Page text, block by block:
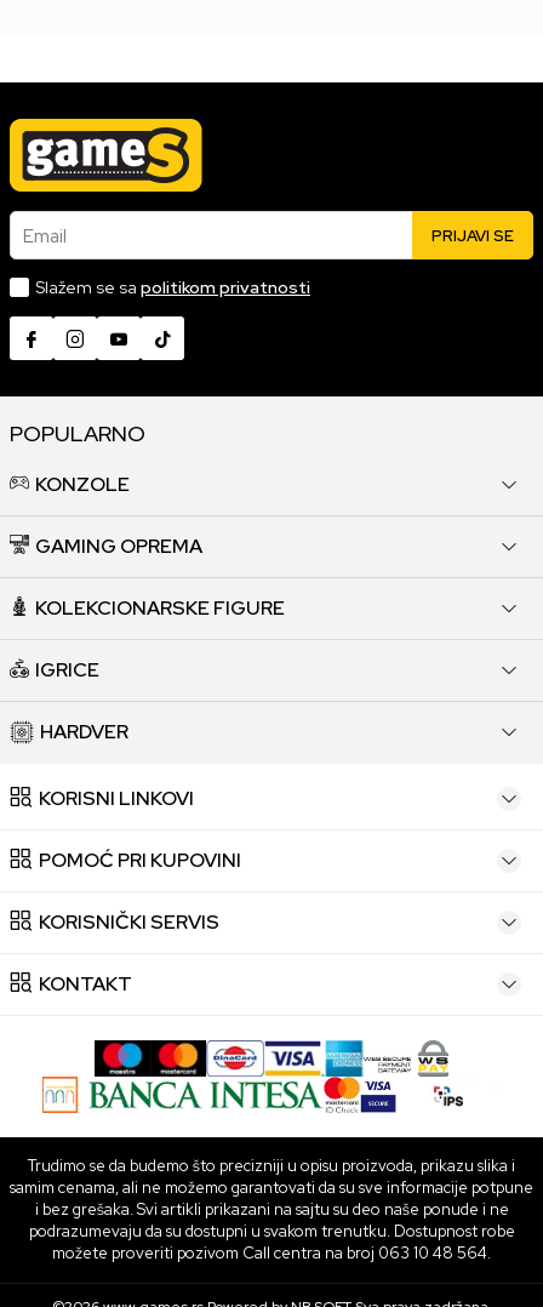
Email PRIJAVI SE
Slažem se sa politikom privatnosti
POPULARNO
KONZOLE
GAMING OPREMA
KOLEKCIONARSKE FIGURE
IGRICE
HARDVER
KORISNI LINKOVI
POMOĆ PRI KUPOVINI
KORISNIČKI SERVIS
KONTAKT
Trudimo se da budemo što precizniji u opisu proizvoda, prikazu slika i
samim cenama, ali ne možemo garantovati da su sve informacije potpune
i bez grešaka. Svi artikli prikazani na sajtu su deo naše ponude i ne
podrazumevaju da su dostupni u svakom trenutku. Dostupnost robe
možete proveriti pozivom Call centra na broj 063 10 48 564.